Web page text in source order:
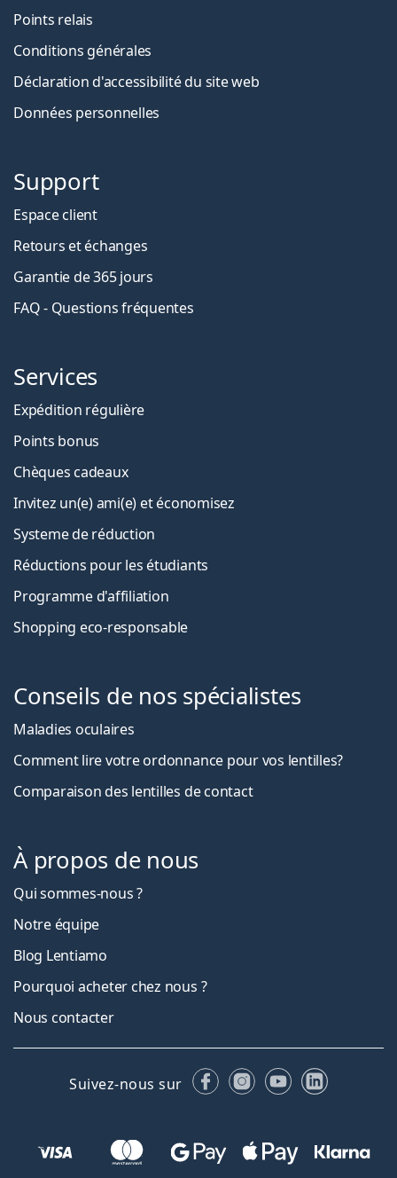
Points relais
Conditions générales
Déclaration d'accessibilité du site web
Données personnelles
Support
Espace client
Retours et échanges
Garantie de 365 jours
FAQ - Questions fréquentes
Services
Expédition régulière
Points bonus
Chèques cadeaux
Invitez un(e) ami(e) et économisez
Systeme de réduction
Réductions pour les étudiants
Programme d'affiliation
Shopping eco-responsable
Conseils de nos spécialistes
Maladies oculaires
Comment lire votre ordonnance pour vos lentilles?
Comparaison des lentilles de contact
À propos de nous
Qui sommes-nous ?
Notre équipe
Blog Lentiamo
Pourquoi acheter chez nous ?
Nous contacter
Suivez-nous sur FacebookInstagram
YouTubeLinkedIn